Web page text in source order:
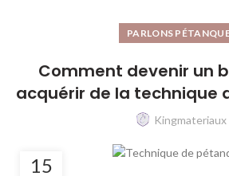
PARLONS
Comment devenir un
acquérir de la technique
Kingmateriaux
15